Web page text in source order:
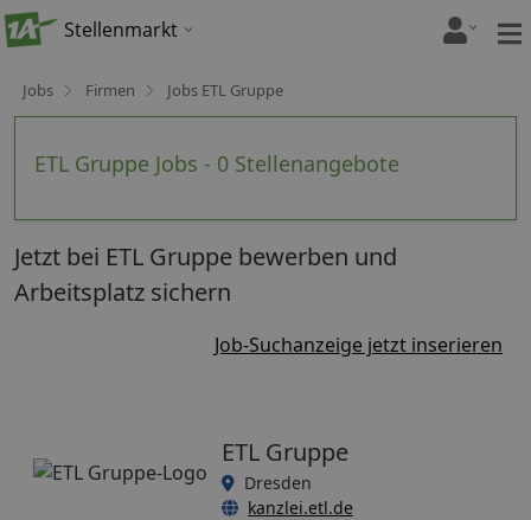
Stellenmarkt
Jobs Firmen Jobs ETL Gruppe
ETL Gruppe Jobs - 0 Stellenangebote
Jetzt bei ETL Gruppe bewerben und
Arbeitsplatz sichern
Job-Suchanzeige jetzt inserieren
ETL Gruppe
Dresden
kanzlei.etl.de